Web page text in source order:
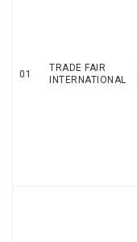
01
TRADE FAIR
INTERNATIONAL